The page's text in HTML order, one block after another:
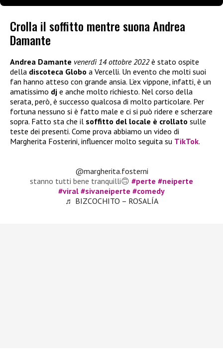
Crolla il soffitto mentre suona Andrea
Damante
Andrea Damante venerdì 14 ottobre 2022è stato ospite
della discoteca Globo a Vercelli. Un evento che molti suoi
fan hanno atteso con grande ansia. L’ex vippone, infatti, è un
amatissimo dj e anche molto richiesto. Nel corso della
serata, però, è successo qualcosa di molto particolare. Per
fortuna nessuno si è fatto male e ci si può ridere e scherzare
sopra. Fatto sta che il soffitto del locale è crollato sulle
teste dei presenti. Come prova abbiamo un video di
Margherita Fosterini, influencer molto seguita su TikTok.
@margherita.fosterni
stanno tutti bene tranquilli🙃 #perte #neiperte
#viral #sivaneiperte #comedy
♬ BIZCOCHITO – ROSALÍA